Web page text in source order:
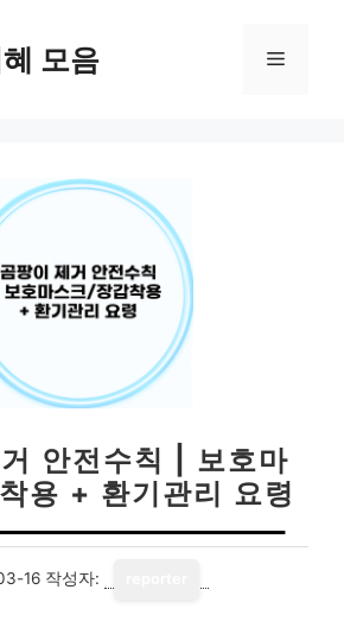
모음 메
안전수칙 | 보호마
용 + 환기관리 요령
16 작성자: